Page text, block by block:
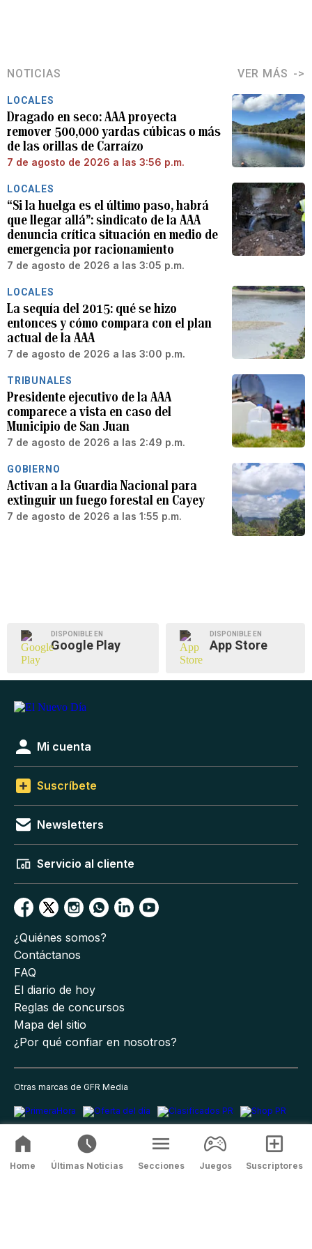
NOTICIAS VER MÁS
LOCALES
Dragado en seco: AAA proyecta
remover 500,000 yardas cúbicas o más
de las orillas de Carraízo
7 de agosto de 2026 a las 3:56 p.m.
LOCALES
“Si la huelga es el último paso, habrá
que llegar allá”: sindicato de la AAA
denuncia crítica situación en medio de
emergencia por racionamiento
7 de agosto de 2026 a las 3:05 p.m.
LOCALES
La sequía del 2015: qué se hizo
entonces y cómo compara con el plan
actual de la AAA
7 de agosto de 2026 a las 3:00 p.m.
TRIBUNALES
Presidente ejecutivo de la AAA
comparece a vista en caso del
Municipio de San Juan
7 de agosto de 2026 a las 2:49 p.m.
GOBIERNO
Activan a la Guardia Nacional para
extinguir un fuego forestal en Cayey
7 de agosto de 2026 a las 1:55 p.m.
DISPONIBLE EN
Google Play
DISPONIBLE EN
App Store
Mi cuenta
Suscríbete
Newsletters
Servicio al cliente
¿Quiénes somos?
Contáctanos
FAQ
El diario de hoy
Reglas de concursos
Mapa del sitio
¿Por qué confiar en nosotros?
Otras marcas de GFR Media
Home Últimas Noticias Secciones Juegos Suscriptores